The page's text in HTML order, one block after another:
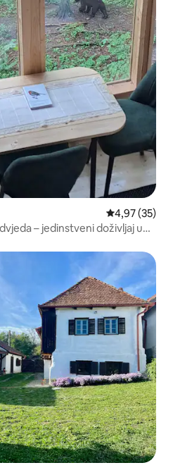
Prosječna
4,97 (35)
– jedinstveni doživljaj u